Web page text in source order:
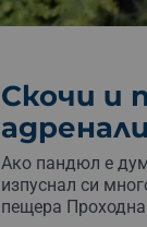
Скочи и
Ако пандюл е
изпуснал си
пещера